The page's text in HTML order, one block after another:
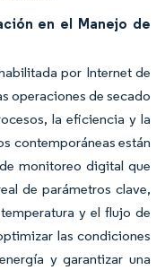
en el Manejo de
por Internet de
operaciones de secado
la eficiencia y la
contemporáneas están
monitoreo digital que
de parámetros clave,
y el flujo de
las condiciones
y garantizar una